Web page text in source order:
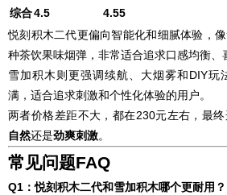
综合4.5
4.55
悦刻积木二代更偏向智能化和细腻体验，
种茶饮果味烟弹，非常适合追求口感均衡、
雪加积木则更强调续航、大烟雾和DIY玩
满，适合追求刺激和个性化体验的用户。
两者价格差距不大，都在230元左右，最
自然还是劲爽刺激。
常见问题FAQ
Q1：悦刻积木二代和雪加积木哪个更耐用？